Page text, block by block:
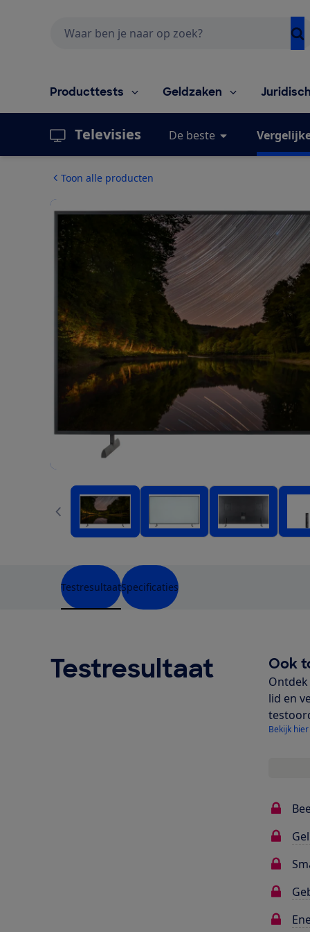
Producttests Geldzaken
Televisies De beste
Toon alle producten
TestresultaatSpecificaties
Testresultaat Ook
lid en
Bekijk